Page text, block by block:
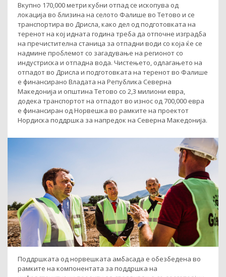
Вкупно 170,000 метри кубни отпад се ископува од
локација во близина на селото Фалише во Тетово и се
транспортира во Дрисла, како дел од подготовката на
теренот на кој идната година треба да отпочне изградба
на пречистителна станица за отпадни води со која ќе се
надмине проблемот со загадување на регионот со
индустриска и отпадна вода. Чистењето, одлагањето на
отпадот во Дрисла и подготовката на теренот во Фалише
е финансирано Владата на Република Северна
Македонија и општина Тетово со 2,3 милиони евра,
додека транспортот на отпадот во износ од 700,000 евра
е финансиран од Норвешка во рамките на проектот
Нордиска поддршка за напредок на Северна Македонија.
Поддршката од норвешката амбасада е обезбедена во
рамките на компонентата за поддршка на